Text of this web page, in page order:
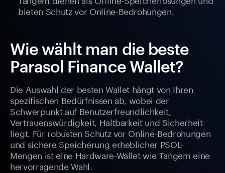
bieten Schutz vor Online-Bedrohungen.
Wie wählt man die beste
Parasol Finance Wallet?
Die Auswahl der besten Wallet hängt von Ihren
spezifischen Bedürfnissen ab, wobei der
Schwerpunkt auf Benutzerfreundlichkeit,
Vertrauenswürdigkeit, Haltbarkeit und Sicherheit
liegt. Für robusten Schutz vor Online-Bedrohungen
und sichere Speicherung erheblicher PSOL-
Mengen ist eine Hardware-Wallet wie Tangem eine
hervorragende Wahl.